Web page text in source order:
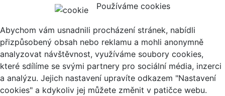
Používáme cookies
Abychom vám usnadnili procházení stránek, nabídli
přizpůsobený obsah nebo reklamu a mohli anonymně
analyzovat návštěvnost, využíváme soubory cookies,
které sdílíme se svými partnery pro sociální média, inzerci
a analýzu. Jejich nastavení upravíte odkazem "Nastavení
cookies" a kdykoliv jej můžete změnit v patičce webu.